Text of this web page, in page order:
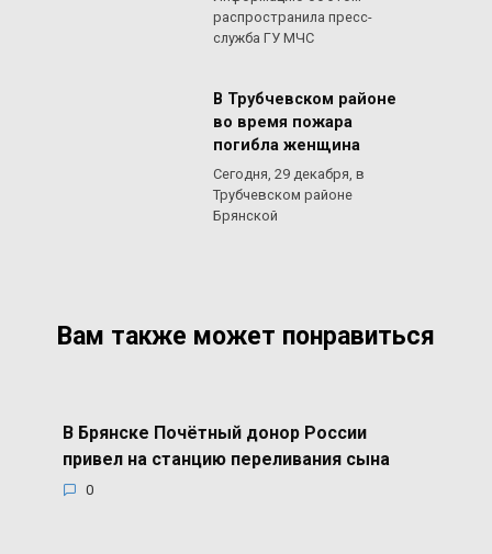
распространила пресс-
служба ГУ МЧС
В Трубчевском районе
во время пожара
погибла женщина
Сегодня, 29 декабря, в
Трубчевском районе
Брянской
Вам также может понравиться
В Брянске Почётный донор России
привел на станцию переливания сына
0